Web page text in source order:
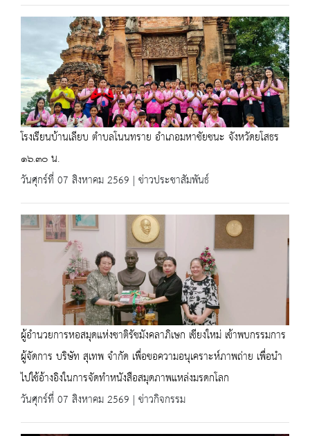
โรงเรียนบ้านเลียบ ตำบลโนนทราย อำเภอมหาชัยชนะ จังหวัดยโสธร
๑๖.๓๐ น.
วันศุกร์ที่ 07 สิงหาคม 2569 | ข่าวประชาสัมพันธ์
ผู้อำนวยการหอสมุดแห่งชาติรัชมังคลาภิเษก เชียงใหม่ เข้าพบกรรมการ
ผู้จัดการ บริษัท สุเทพ จำกัด เพื่อขอความอนุเคราะห์ภาพถ่าย เพื่อนำ
ไปใช้อ้างอิงในการจัดทำหนังสือสมุดภาพแหล่งมรดกโลก
วันศุกร์ที่ 07 สิงหาคม 2569 | ข่าวกิจกรรม